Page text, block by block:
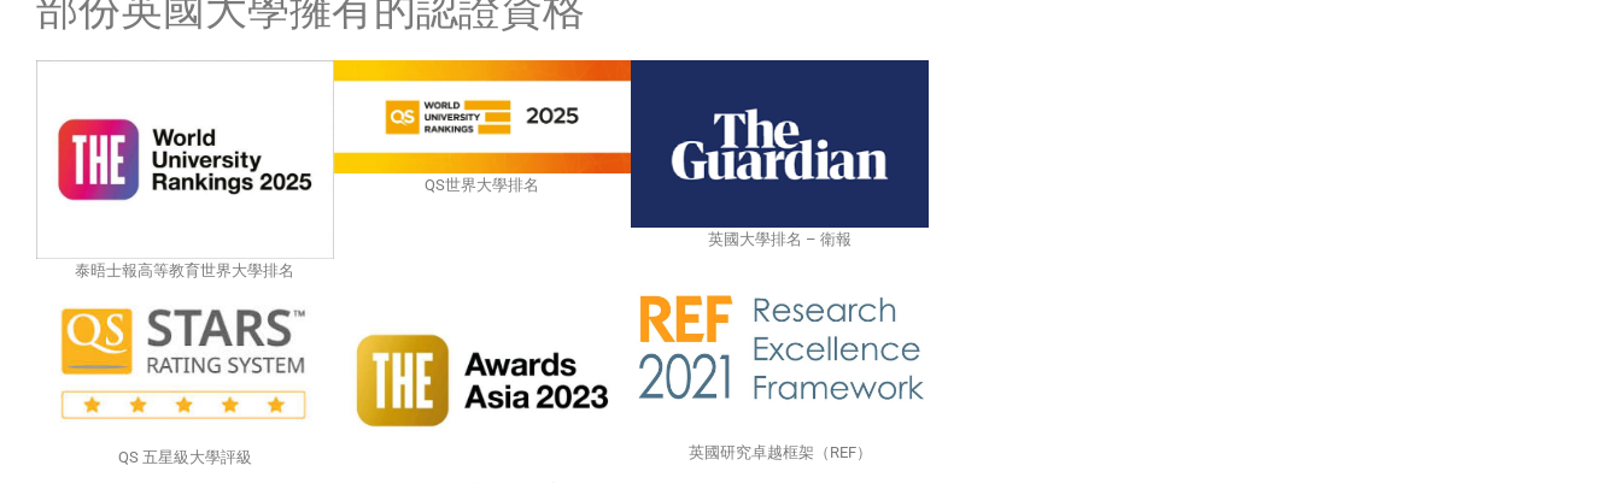
部份英國大學擁有的認證資格
泰晤士報高等教育世界大學排名
QS世界大學排名
英國大學排名 – 衛報
QS 五星級大學評級
英國研究卓越框架（REF）